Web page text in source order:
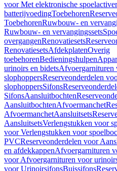
voor Met elektronische
batterijvoedingToebehoren
ToebehorenRuwbouw- en
Ruwbouw- en vervangingssets
overgangenRenovatiesets
RenovatiesetsAfdekplatenOverig
toebehorenBedieningshulpen
urinoirs en bidetsAfvoergarnituren
slophoppersReserveonderdelen
slophoppersSifons
SifonsAansluitbochten
AansluitbochtenAfvoermanchet
AfvoermanchetAansluitsets
AansluitsetsVerlengstukken voor
voor Verlengstukken voor
PVCReserveonderdelen voor
en afdekkappenAfvoergarnituren
voor Afvoergarnituren voor
voor UrinoirsifonsBuissifons